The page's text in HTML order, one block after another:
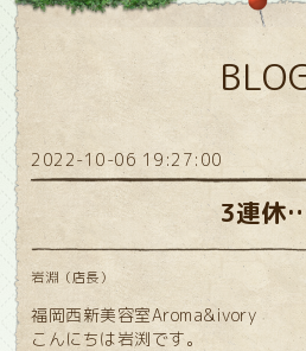
2022-10-06 19:27:00
3連休
岩淵（店長）
福岡西新美容室Aroma&ivory
こんにちは岩渕です。